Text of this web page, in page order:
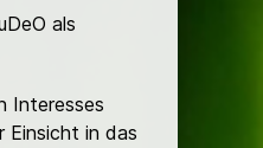
als
Interesses
Einsicht in das